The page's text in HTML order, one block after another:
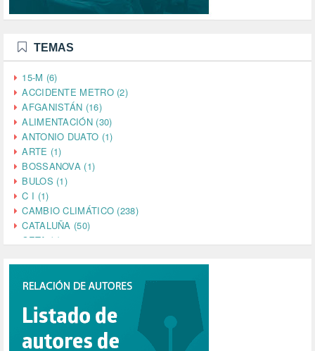
TEMAS
15-M (6)
ACCIDENTE METRO (2)
AFGANISTÁN (16)
ALIMENTACIÓN (30)
ANTONIO DUATO (1)
ARTE (1)
BOSSANOVA (1)
BULOS (1)
C I (1)
CAMBIO CLIMÁTICO (238)
CATALUÑA (50)
CETA (2)
CINE (35)
COMPROMISO (2)
CONFERENCIA (1)
CONSUMO (1)